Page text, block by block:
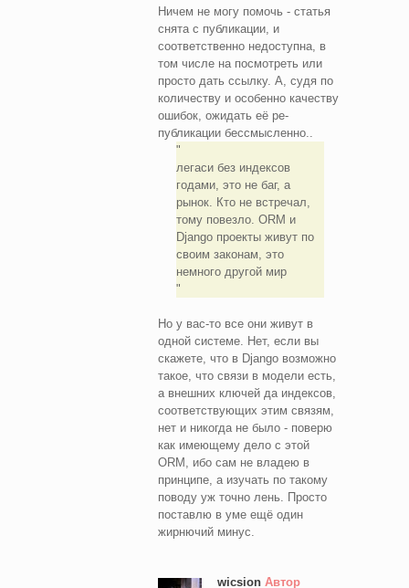
Ничем не могу помочь - статья
снята с публикации, и
соответственно недоступна, в
том числе на посмотреть или
просто дать ссылку. А, судя по
количеству и особенно качеству
ошибок, ожидать её ре-
публикации бессмысленно..
легаси без индексов
годами, это не баг, а
рынок. Кто не встречал,
тому повезло. ORM и
Django проекты живут по
своим законам, это
немного другой мир
Но у вас-то все они живут в
одной системе. Нет, если вы
скажете, что в Django возможно
такое, что связи в модели есть,
а внешних ключей да индексов,
соответствующих этим связям,
нет и никогда не было - поверю
как имеющему дело с этой
ORM, ибо сам не владею в
принципе, а изучать по такому
поводу уж точно лень. Просто
поставлю в уме ещё один
жирнючий минус.
wicsion Автор